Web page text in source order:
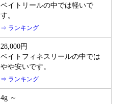
ベイトリールの中では軽いで
す。
⇒ ランキング
28,000円
ベイトフィネスリールの中では
やや安いです。
⇒ ランキング
4g ～